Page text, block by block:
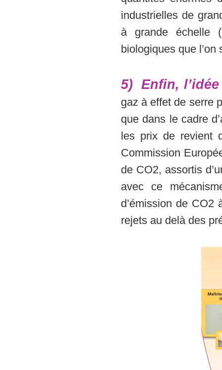
industrielles de
à grande échelle
biologiques que
5) Enfin,
gaz à effet de serre
que dans le cadre
les prix de revient
Commission
de CO2, assortis
avec ce
d’émission de
rejets au delà des